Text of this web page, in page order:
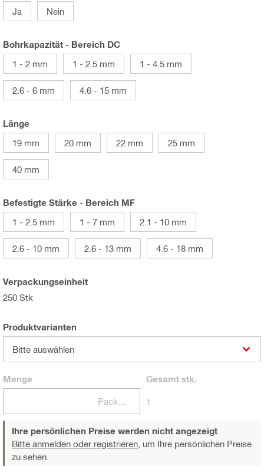
Ja
Nein
Bohrkapazität - Bereich DC
1 - 2 mm
1 - 2.5 mm 1 - 4.5 mm
2.6 - 6 mm 4.6 - 15 mm
Länge
19 mm
20 mm 22 mm 25 mm
40 mm
Befestigte Stärke - Bereich MF
1 - 2.5 mm
1 - 7 mm 2.1 - 10 mm
2.6 - 10 mm 2.6 - 13 mm 4.6 - 18 mm
Verpackungseinheit
250 Stk
Produktvarianten
Bitte auswählen
Menge Gesamtstk.
1
Ihre persönlichen Preise werden nicht angezeigt
Bitte anmelden oder registrieren, um Ihre persönlichen Preise
zu sehen.